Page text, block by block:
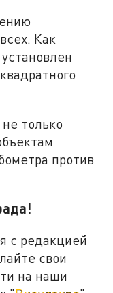
Как
только
против
с редакцией
свои
на наши